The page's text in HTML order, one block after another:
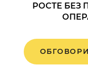
РОСТЕ БЕЗ